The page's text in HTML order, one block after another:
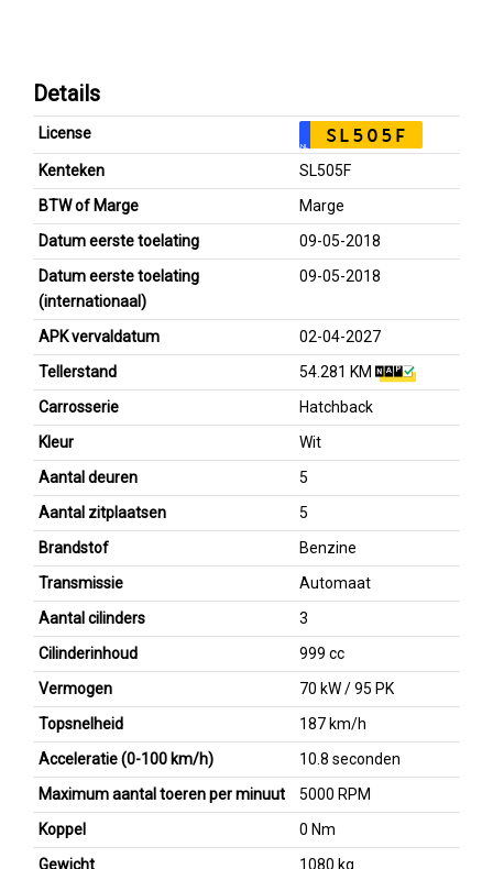
Details
License
NL SL505F
Kenteken
SL505F
BTW of Marge
Marge
Datum eerste toelating
09-05-2018
Datum eerste toelating
(internationaal)
09-05-2018
APK vervaldatum
02-04-2027
Tellerstand
54.281 KM
Carrosserie
Hatchback
Kleur
Wit
Aantal deuren
5
Aantal zitplaatsen
5
Brandstof
Benzine
Transmissie
Automaat
Aantal cilinders
3
Cilinderinhoud
999 cc
Vermogen
70 kW / 95 PK
Topsnelheid
187 km/h
Acceleratie (0-100 km/h)
10.8 seconden
Maximum aantal toeren per minuut
5000 RPM
Koppel
0 Nm
Gewicht
1080 kg